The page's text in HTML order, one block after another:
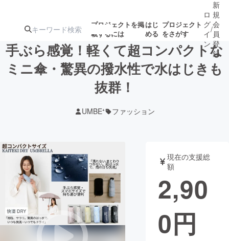
プロジェクトを掲
載するには
はじ
める
プロジェクト
をさがす
注目の新着プロ 募集終了が近いプ
テクノロジー・ガジェット
映像・映画 書籍・雑誌
ビジネス・起業 チャレンジ
ロ
グ
イ
ン
/
新
規
会
員
登
録
手ぶら感覚！軽くて超コンパクトな
ミニ傘・驚異の撥水性で水はじきも
抜群！
UMBE⁺ ファッション
現在の支援総
額
2,90
0円